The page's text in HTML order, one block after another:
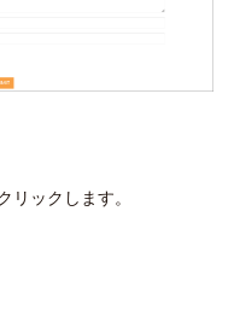
リックします。